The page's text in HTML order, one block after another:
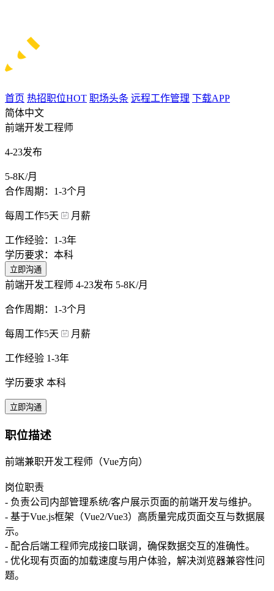
首页 热招职位HOT 职场头条 远程工作管理 下载APP
简体中文
前端开发工程师
4-23发布
5-8K/月
合作周期：1-3个月
每周工作5天 月薪
工作经验：1-3年
学历要求：本科
立即沟通
前端开发工程师 4-23发布 5-8K/月
合作周期：1-3个月
每周工作5天 月薪
工作经验 1-3年
学历要求 本科
立即沟通
职位描述
前端兼职开发工程师（Vue方向）
岗位职责
- 负责公司内部管理系统/客户展示页面的前端开发与维护。
- 基于Vue.js框架（Vue2/Vue3）高质量完成页面交互与数据展
示。
- 配合后端工程师完成接口联调，确保数据交互的准确性。
- 优化现有页面的加载速度与用户体验，解决浏览器兼容性问
题。